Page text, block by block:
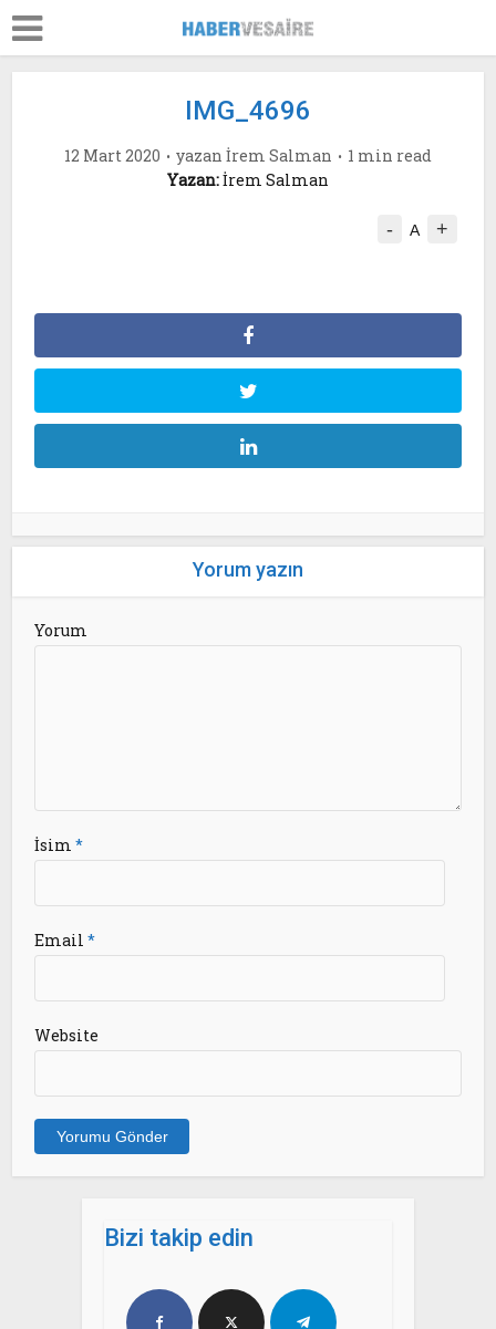
IMG_4696
12 Mart 2020 yazan İrem Salman
1 min read
Yazan:İrem Salman
- A +
Yorum yazın
Yorum
İsim*
Email*
Website
Bizi takip edin